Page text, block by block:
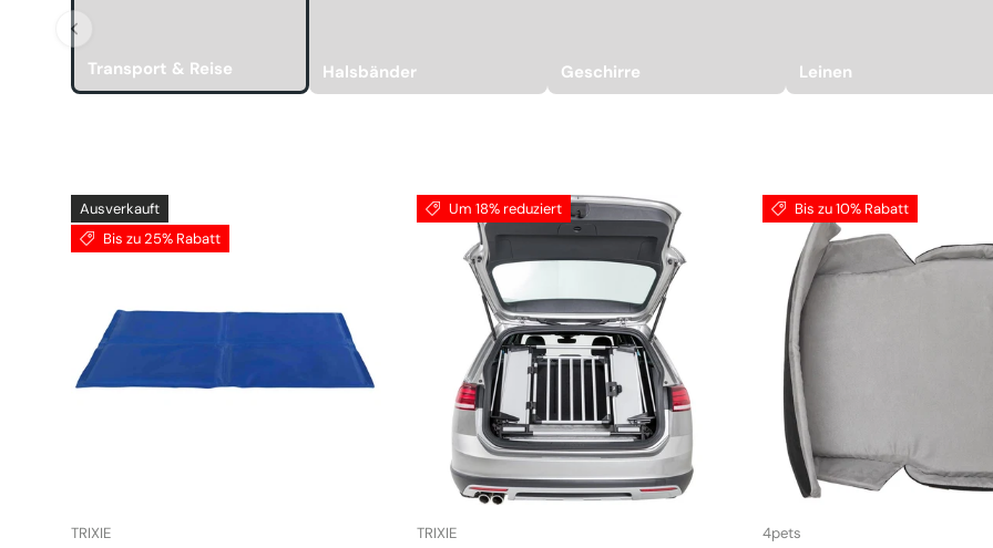
Transport & Reise Halsbänder Geschirre Leinen
Ausverkauft
Bis zu 25% Rabatt
TRIXIE
Um 18% reduziert
TRIXIE
Bis zu 10% Rabatt
4pets